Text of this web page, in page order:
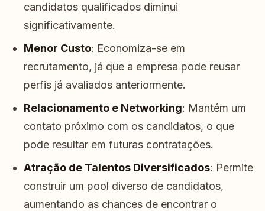
candidatos qualificados diminui
significativamente.
Menor Custo: Economiza-se em
recrutamento, já que a empresa pode reusar
perfis já avaliados anteriormente.
Relacionamento e Networking: Mantém um
contato próximo com os candidatos, o que
pode resultar em futuras contratações.
Atração de Talentos Diversificados: Permite
construir um pool diverso de candidatos,
aumentando as chances de encontrar o